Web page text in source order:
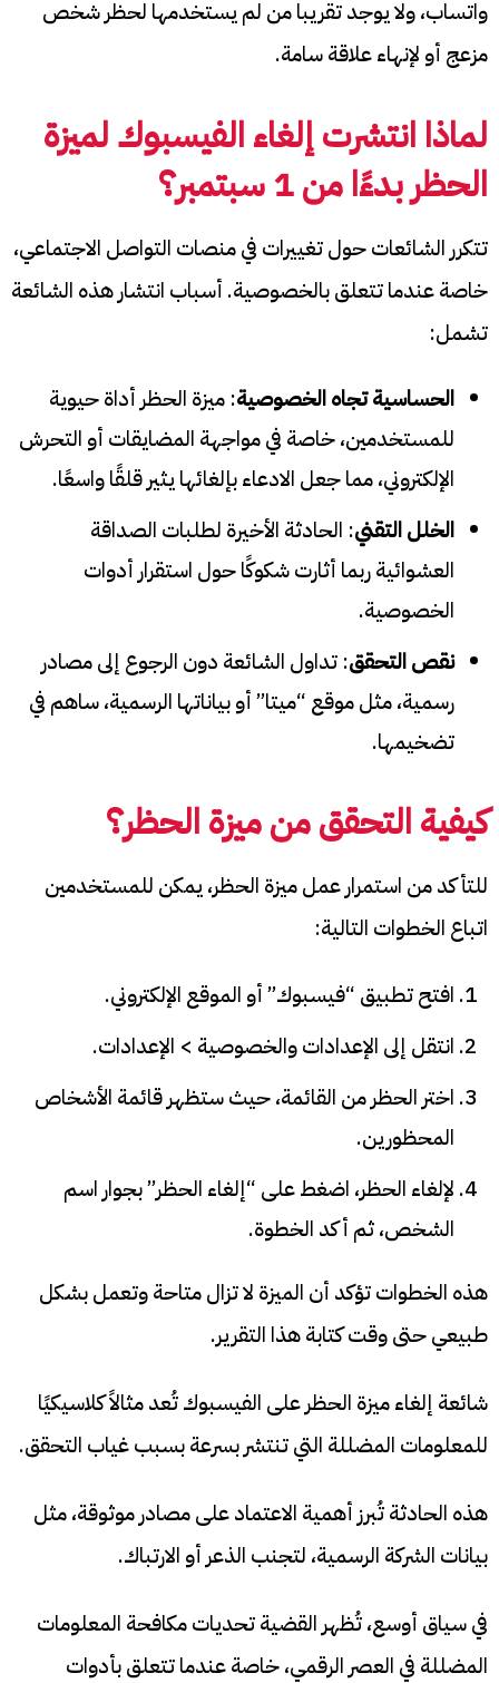
واتساب، ولا يوجد تقريبا من لم يستخدمها لحظر شخص
مزعج أو لإنهاء علاقة سامة.
لماذا انتشرتإلغاء الفيسبوك لميزة
الحظر بدءًا من 1 سبتمبر
؟
تتكرر الشائعات حول تغييرات في منصات التواصل الاجتماعي،
خاصة عندما تتعلق بالخصوصية. أسباب انتشار هذه الشائعة
تشمل:
الحساسية تجاه الخصوصية: ميزة الحظر أداة حيوية
للمستخدمين، خاصة في مواجهة المضايقات أو التحرش
الإلكتروني، مما جعل الادعاء بإلغائها يثير قلقًا واسعًا.
الخلل التقني: الحادثة الأخيرة لطلبات الصداقة
العشوائية ربما أثارت شكوكًا حول استقرار أدوات
الخصوصية.
نقص التحقق: تداول الشائعة دون الرجوع إلى مصادر
رسمية، مثل موقع “ميتا” أو بياناتها الرسمية، ساهم في
تضخيمها.
كيفية التحقق من ميزة الحظر؟
للتأكد من استمرار عمل ميزة الحظر، يمكن للمستخدمين
اتباع الخطوات التالية:
افتح تطبيق “فيسبوك” أو الموقع الإلكتروني.
انتقل إلى الإعدادات والخصوصية > الإعدادات.
اختر الحظر من القائمة، حيث ستظهر قائمة الأشخاص
المحظورين.
لإلغاء الحظر، اضغط على “إلغاء الحظر” بجوار اسم
الشخص، ثم أكد الخطوة.
هذه الخطوات تؤكد أن الميزة لا تزال متاحة وتعمل بشكل
طبيعي حتى وقت كتابة هذا التقرير.
شائعة إلغاء ميزة الحظر على الفيسبوك تُعد مثالاً كلاسيكيًا
للمعلومات المضللة التي تنتشر بسرعة بسبب غياب التحقق.
هذه الحادثة تُبرز أهمية الاعتماد على مصادر موثوقة، مثل
بيانات الشركة الرسمية، لتجنب الذعر أو الارتباك.
في سياق أوسع، تُظهر القضية تحديات مكافحة المعلومات
المضللة في العصر الرقمي، خاصة عندما تتعلق بأدوات